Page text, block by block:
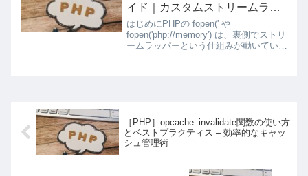
イド｜カスタムストリームラッ
パーを自作してfopen・
file_get_contentsを拡張する
はじめにPHPの fopen(' や
fopen('php://memory') は、裏側でストリ
ームラッパーという仕組みが動いていま
［PHP］opcache_invalidate関数の使い方
とベストプラクティス – 効率的なキャッ
シュ管理術